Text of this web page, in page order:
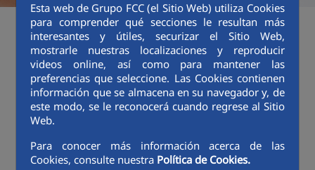
Esta web de Grupo FCC (el Sitio Web) utiliza Cookies
para comprender qué secciones le resultan más
interesantes y útiles, securizar el Sitio Web,
mostrarle nuestras localizaciones y reproducir
videos online, así como para mantener las
preferencias que seleccione. Las Cookies contienen
información que se almacena en su navegador y, de
este modo, se le reconocerá cuando regrese al Sitio
Web.
Para conocer más información acerca de las
Cookies, consulte nuestra Política de Cookies.
Excelencia en el
servicio
Índice de reclamaciones
La excelencia en el servicio al cliente es un
compromiso deFCC Aqualia, S.A. con la sociedad.
Para lograrlo, la compañía ofrece un servicio con